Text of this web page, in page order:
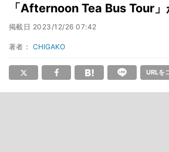
「Afternoon Tea Bus Tour
掲載日 2023/12/26 07:42
著者： CHIGAKO
URLを